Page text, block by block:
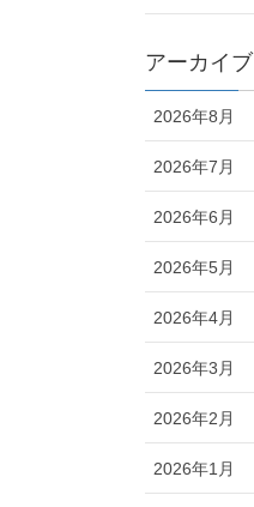
アーカイブ
2026年8月
2026年7月
2026年6月
2026年5月
2026年4月
2026年3月
2026年2月
2026年1月